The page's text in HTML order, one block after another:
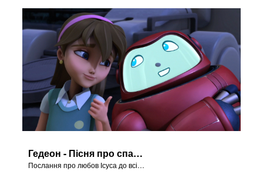
Гедеон - Пісня про спасіння
Послання про любов Ісуса до всіх нас у серії "Гедеон".